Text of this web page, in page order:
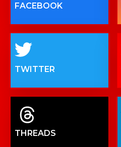
FACEBOOK
TWITTER
THREADS